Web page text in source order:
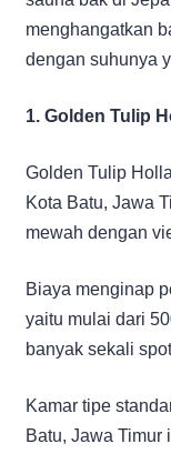
menghangatkan
dengan suhunya
1. Golden Tulip
Golden Tulip
Kota Batu, Jawa
mewah dengan
Biaya menginap
yaitu mulai dari
banyak sekali
Kamar tipe
Batu, Jawa Timur